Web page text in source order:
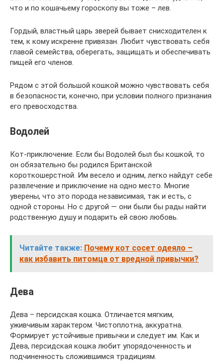
что и по кошачьему гороскопу вы тоже – лев.
Гордый, властный царь зверей бывает снисходителен к
тем, к кому искренне привязан. Любит чувствовать себя
главой семейства, оберегать, защищать и обеспечивать
пищей его членов.
Рядом с этой большой кошкой можно чувствовать себя
в безопасности, конечно, при условии полного признания
его превосходства.
Водолей
Кот-приключение. Если бы Водолей был бы кошкой, то
он обязательно бы родился Британской
короткошерстной. Им весело и одним, легко найдут себе
развлечение и приключение на одно место. Многие
уверены, что это порода независимая, так и есть, с
одной стороны. Но с другой — они были бы рады найти
родственную душу и подарить ей свою любовь.
Читайте также: Почему кот сосет одеяло –
как избавить питомца от вредной привычки?
Дева
Дева – персидская кошка. Отличается мягким,
уживчивым характером. Чистоплотна, аккуратна.
Формирует устойчивые привычки и следует им. Как и
Дева, персидская кошка любит упорядоченность и
подчиненность сложившимся традициям.